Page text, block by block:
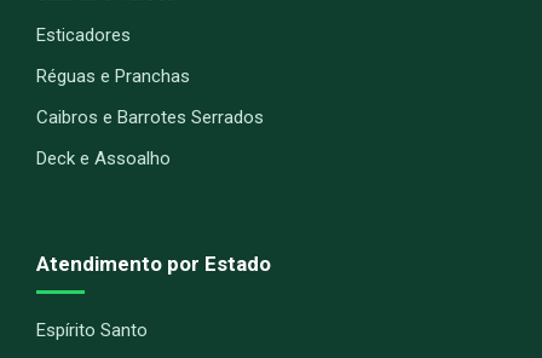
Esticadores
Réguas e Pranchas
Caibros e Barrotes Serrados
Deck e Assoalho
Atendimento por Estado
Espírito Santo